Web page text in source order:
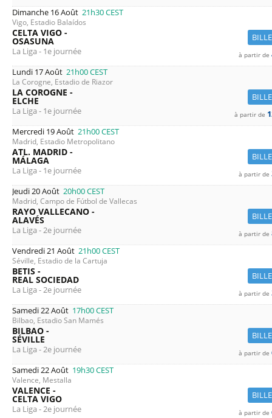
Dimanche 16 Août 21h30CEST
Vigo, Estadio Balaídos
CELTA VIGO -
OSASUNA
La Liga - 1e journée à partir de
Lundi 17 Août 21h00CEST
La Corogne, Estadio de Riazor
LA COROGNE -
ELCHE
La Liga - 1e journée à partir de
Mercredi 19 Août 21h00CEST
Madrid, Estadio Metropolitano
ATL. MADRID -
MÁLAGA
La Liga - 1e journée à partir de
Jeudi 20 Août 20h00CEST
Madrid, Campo de Fútbol de Vallecas
RAYO VALLECANO -
ALAVÉS
La Liga - 2e journée à partir de
Vendredi 21 Août 21h00CEST
Séville, Estadio de la Cartuja
BETIS -
REAL SOCIEDAD
La Liga - 2e journée à partir de
Samedi 22 Août 17h00CEST
Bilbao, Estadio San Mamés
BILBAO -
SÉVILLE
La Liga - 2e journée à partir de
Samedi 22 Août 19h30CEST
Valence, Mestalla
VALENCE -
CELTA VIGO
La Liga - 2e journée à partir de